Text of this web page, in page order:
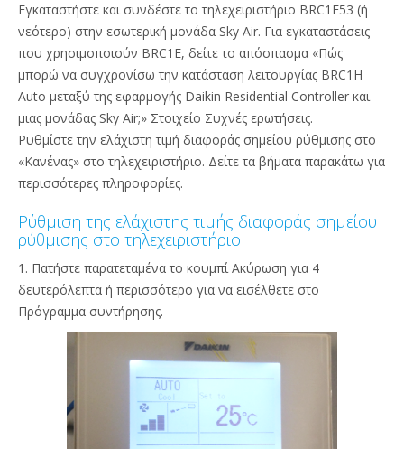
Εγκαταστήστε και συνδέστε το τηλεχειριστήριο BRC1E53 (ή
νεότερο) στην εσωτερική μονάδα Sky Air. Για εγκαταστάσεις
που χρησιμοποιούν BRC1E, δείτε το απόσπασμα «Πώς
μπορώ να συγχρονίσω την κατάσταση λειτουργίας BRC1H
Auto μεταξύ της εφαρμογής Daikin Residential Controller και
μιας μονάδας Sky Air;» Στοιχείο Συχνές ερωτήσεις.
Ρυθμίστε την ελάχιστη τιμή διαφοράς σημείου ρύθμισης στο
«Κανένας» στο τηλεχειριστήριο. Δείτε τα βήματα παρακάτω για
περισσότερες πληροφορίες.
Ρύθμιση της ελάχιστης τιμής διαφοράς σημείου
ρύθμισης στο τηλεχειριστήριο
1. Πατήστε παρατεταμένα το κουμπί Ακύρωση για 4
δευτερόλεπτα ή περισσότερο για να εισέλθετε στο
Πρόγραμμα συντήρησης.